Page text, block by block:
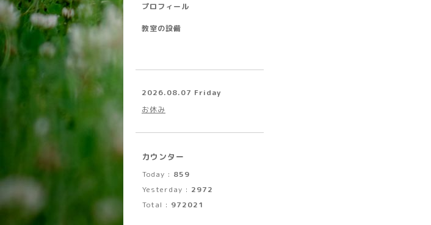
プロフィール
教室の設備
2026.08.07 Friday
お休み
カウンター
Today : 859
Yesterday : 2972
Total : 972021